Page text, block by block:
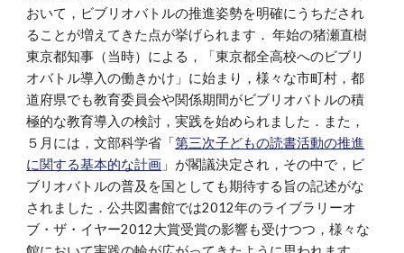
おいて，ビブリオバトルの推進姿勢を明確にうちだされ
ることが増えてきた点が挙げられます． 年始の猪瀬直樹
東京都知事（当時）による，「東京都全高校へのビブリ
オバトル導入の働きかけ」に始まり，様々な市町村，都
道府県でも教育委員会や関係期間がビブリオバトルの積
極的な教育導入の検討，実践を始められました．また，
５月には，文部科学省「第三次子どもの読書活動の推進
に関する基本的な計画 」が閣議決定され，その中で，ビ
ブリオバトルの普及を国としても期待する旨の記述がな
されました．公共図書館では2012年のライブラリーオ
ブ・ザ・イヤー2012大賞受賞の影響も受けつつ，様々な